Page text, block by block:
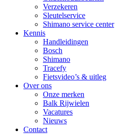
Verzekeren
Sleutelservice
Shimano service center
Kennis
Handleidingen
Bosch
Shimano
Tracefy
Fietsvideo’s & uitleg
Over ons
Onze merken
Balk Rijwielen
Vacatures
Nieuws
Contact